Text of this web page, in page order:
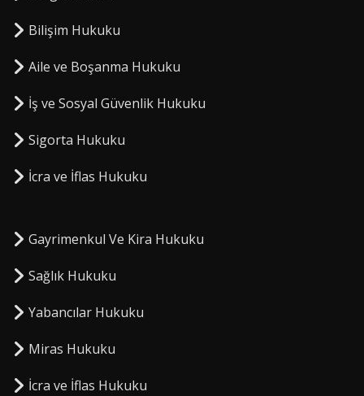
Bilişim Hukuku
Aile ve Boşanma Hukuku
İş ve Sosyal Güvenlik Hukuku
Sigorta Hukuku
⁠İcra ve İflas Hukuku
Gayrimenkul Ve Kira Hukuku
Sağlık Hukuku
Yabancılar Hukuku
Miras Hukuku
⁠İcra ve İflas Hukuku